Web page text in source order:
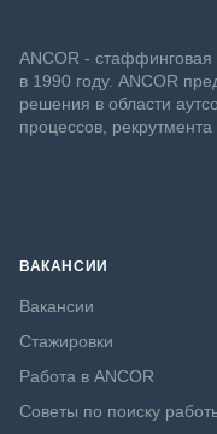
ANCOR - стаффинговая
в 1990 году. ANCOR
решения в области
процессов, рекрутмента
ВАКАНСИИ
Вакансии
Стажировки
Работа в ANCOR
Советы по поиску